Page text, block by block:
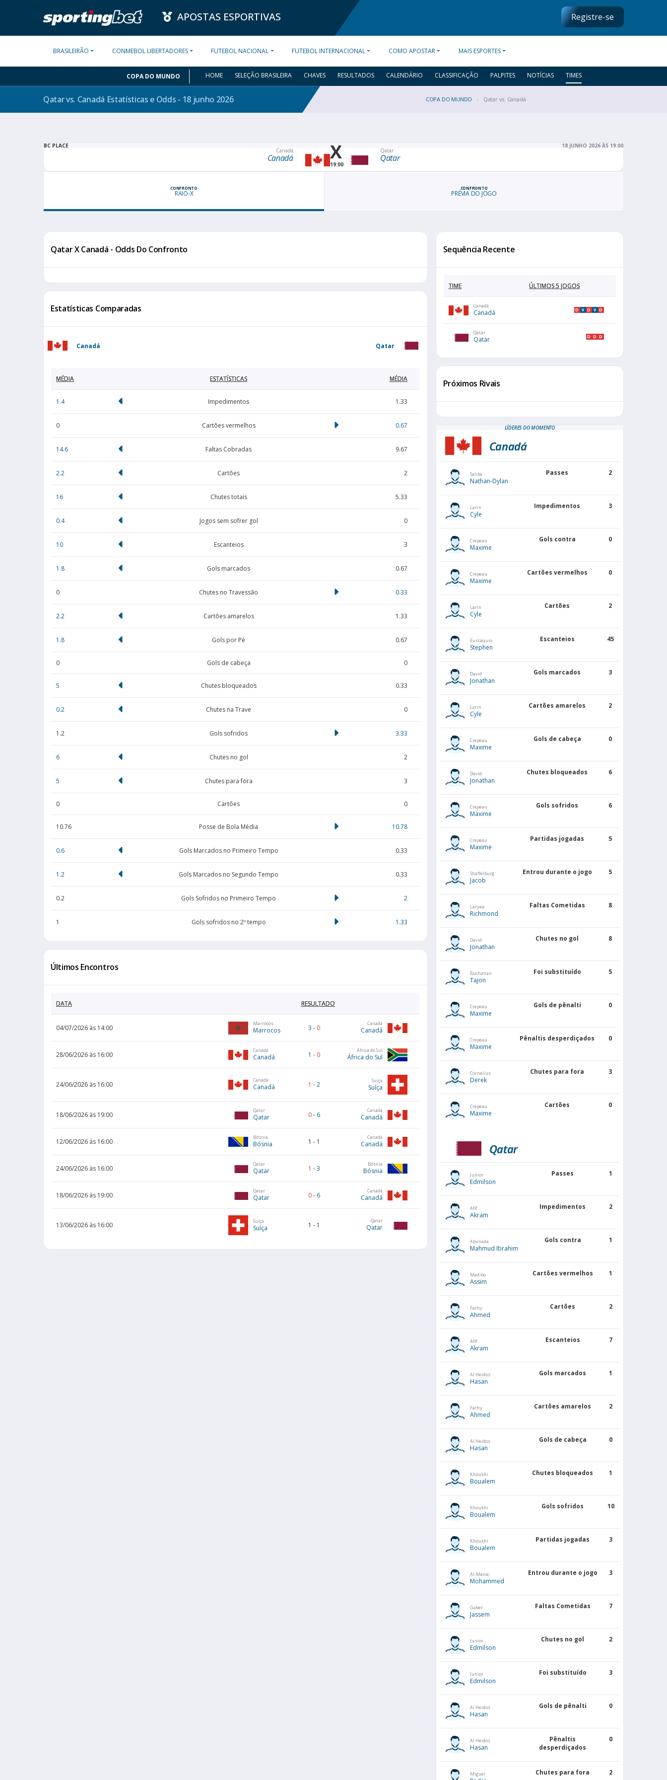
APOSTAS ESPORTIVAS Registre-se
BRASILEIRÃO CONMEBOL LIBERTADORES FUTEBOL NACIONAL FUTEBOL INTERNACIONAL COMO APOSTAR MAIS ESPORTES
COPA DO MUNDO HOME SELEÇÃO BRASILEIRA CHAVES RESULTADOS CALENDÁRIO CLASSIFICAÇÃO PALPITES NOTÍCIAS TIMES
Qatar vs. Canadá Estatísticas e Odds - 18 junho 2026 COPA DO MUNDO Qatar vs. Canadá
BC PLACE 18 JUNHO 2026 ÀS 19:00
Canadá
Canadá
Qatar
Qatar
X
19:00
CONFRONTO
RAIO-X
CONFRONTO
PRÉVIA DO JOGO
Qatar X Canadá - Odds Do Confronto
Estatísticas Comparadas
Canadá Qatar
MÉDIA ESTATÍSTICAS MÉDIA
1.4 Impedimentos 1.33
0 Cartões vermelhos 0.67
14.6 Faltas Cobradas 9.67
2.2 Cartões 2
16 Chutes totais 5.33
0.4 Jogos sem sofrer gol 0
10 Escanteios 3
1.8 Gols marcados 0.67
0 Chutes no Travessão 0.33
2.2 Cartões amarelos 1.33
1.8 Gols por Pé 0.67
0 Gols de cabeça 0
5 Chutes bloqueados 0.33
0.2 Chutes na Trave 0
1.2 Gols sofridos 3.33
6 Chutes no gol 2
5 Chutes para fora 3
0 Cartões 0
10.76 Posse de Bola Média 10.78
0.6 Gols Marcados no Primeiro Tempo 0.33
1.2 Gols Marcados no Segundo Tempo 0.33
0.2 Gols Sofridos no Primeiro Tempo 2
1 Gols sofridos no 2º tempo 1.33
Últimos Encontros
DATA RESULTADO
04/07/2026 às 14:00
Marrocos
Marrocos 3 - 0
Canadá
Canadá
28/06/2026 às 16:00
Canadá
Canadá 1 - 0
África do Sul
África do Sul
24/06/2026 às 16:00
Canadá
Canadá 1 -2 Suíça
Suíça
18/06/2026 às 19:00
Qatar
Qatar 0- 6
Canadá
Canadá
12/06/2026 às 16:00
Bósnia
Bósnia 1 - 1
Canadá
Canadá
24/06/2026 às 16:00
Qatar
Qatar 1 -3
Bósnia
Bósnia
18/06/2026 às 19:00
Qatar
Qatar 0- 6
Canadá
Canadá
13/06/2026 às 16:00 Suíça
Suíça 1 - 1
Qatar
Qatar
Sequência Recente
TIME ÚLTIMOS 5 JOGOS
Canadá
Canadá D V D V D
Qatar
Qatar D D D
Próximos Rivais
LÍDERES DO MOMENTO
Canadá
Saliba
Nathan-Dylan
Passes 2
Larin
Cyle
Impedimentos 3
Crepeau
Maxime
Gols contra 0
Crepeau
Maxime
Cartões vermelhos 0
Larin
Cyle
Cartões 2
Eustáquio
Stephen
Escanteios 45
David
Jonathan
Gols marcados 3
Larin
Cyle
Cartões amarelos 2
Crepeau
Maxime
Gols de cabeça 0
David
Jonathan
Chutes bloqueados 6
Crepeau
Maxime
Gols sofridos 6
Crepeau
Maxime
Partidas jogadas 5
Shaffelburg
Jacob
Entrou durante o jogo 5
Laryea
Richmond
Faltas Cometidas 8
David
Jonathan
Chutes no gol 8
Buchanan
Tajon
Foi substituído 5
Crepeau
Maxime
Gols de pênalti 0
Crepeau
Maxime
Pênaltis desperdiçados 0
Cornelius
Derek
Chutes para fora 3
Crepeau
Maxime
Cartões 0
Qatar
Junior
Edmilson
Passes 1
Afif
Akram
Impedimentos 2
Abunada
Mahmud Ibrahim
Gols contra 1
Madibo
Assim
Cartões vermelhos 1
Fathy
Ahmed
Cartões 2
Afif
Akram
Escanteios 7
Al Heidos
Hasan
Gols marcados 1
Fathy
Ahmed
Cartões amarelos 2
Al Heidos
Hasan
Gols de cabeça 0
Khoukhi
Boualem
Chutes bloqueados 1
Khoukhi
Boualem
Gols sofridos 10
Khoukhi
Boualem
Partidas jogadas 3
Al-Manai
Mohammed
Entrou durante o jogo 3
Gaber
Jassem
Faltas Cometidas 7
Junior
Edmilson
Chutes no gol 2
Junior
Edmilson
Foi substituído 3
Al Heidos
Hasan
Gols de pênalti 0
Al Heidos
Hasan
Pênaltis
desperdiçados
0
Miguel Chutes para fora 2